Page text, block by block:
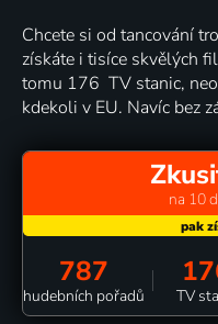
Chcete si od tancování
získáte i tisíce skvělých
tomu 176 TV stanic,
kdekoli v EU. Navíc bez
na 10
787
hudebních pořadů TV